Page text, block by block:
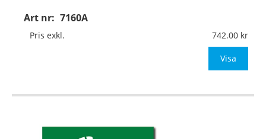
Art nr: 7160A
Material:Plan aluminium, 0,7mm (väggmontage)
Mått:148x148mm (eller annat mått upp till 0,03m²)
Pris exkl. 742.00
Visa